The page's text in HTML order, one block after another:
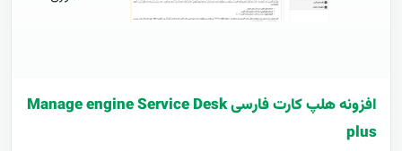
افزونه هلپ کارت فارسی Manage engine Service Desk
plus